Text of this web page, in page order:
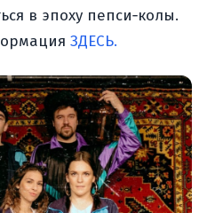
в эпоху пепси‑колы.
ЗДЕСЬ.